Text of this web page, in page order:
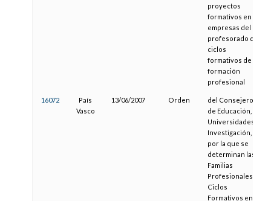
proyectos
formativos en
empresas del
profesorado de
ciclos
formativos de
formación
profesional
16072
País
Vasco
13/06/2007 Orden
del Consejero
de Educación,
Universidades e
Investigación,
por la que se
determinan las
Familias
Profesionales y
Ciclos
Formativos en